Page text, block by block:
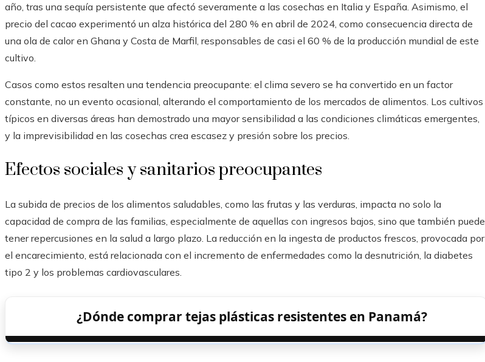
año, tras una sequía persistente que afectó severamente a las cosechas en Italia y España. Asimismo, el
precio del cacao experimentó un alza histórica del 280 % en abril de 2024, como consecuencia directa de
una ola de calor en Ghana y Costa de Marfil, responsables de casi el 60 % de la producción mundial de este
cultivo.
Casos como estos resalten una tendencia preocupante: el clima severo se ha convertido en un factor
constante, no un evento ocasional, alterando el comportamiento de los mercados de alimentos. Los cultivos
típicos en diversas áreas han demostrado una mayor sensibilidad a las condiciones climáticas emergentes,
y la imprevisibilidad en las cosechas crea escasez y presión sobre los precios.
Efectos sociales y sanitarios preocupantes
La subida de precios de los alimentos saludables, como las frutas y las verduras, impacta no solo la
capacidad de compra de las familias, especialmente de aquellas con ingresos bajos, sino que también puede
tener repercusiones en la salud a largo plazo. La reducción en la ingesta de productos frescos, provocada por
el encarecimiento, está relacionada con el incremento de enfermedades como la desnutrición, la diabetes
tipo 2 y los problemas cardiovasculares.
¿Dónde comprar tejas plásticas resistentes en Panamá?